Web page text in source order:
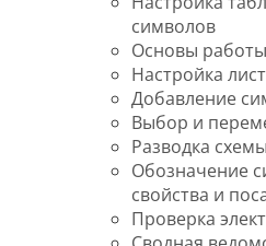
символов
Основы
Настройка
Добавление
Выбор и
Разводка схемы
Обозначение
свойства и
Проверка